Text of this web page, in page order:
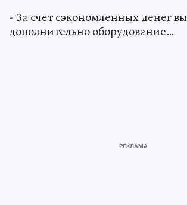
- За счет сэкономленных денег вы
дополнительно оборудование…